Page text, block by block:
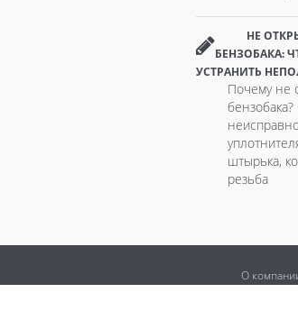
НЕ
БЕНЗОБАКА:
УСТРАНИТЬ
Почему не
штырька,
резьба
О